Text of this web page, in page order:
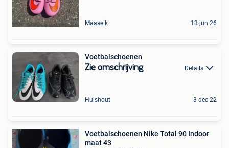
Maaseik 13 jun 26
Voetbalschoenen
Zie omschrijving Details
Hulshout 3 dec 22
Voetbalschoenen Nike Total 90 Indoor
maat 43